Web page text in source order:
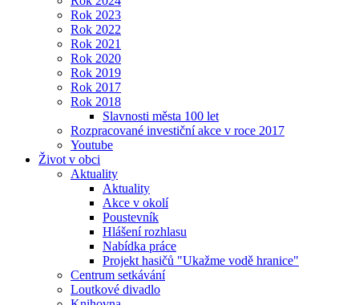
Rok 2023
Rok 2022
Rok 2021
Rok 2020
Rok 2019
Rok 2017
Rok 2018
Slavnosti města 100 let
Rozpracované investiční akce v roce 2017
Youtube
Život v obci
Aktuality
Aktuality
Akce v okolí
Poustevník
Hlášení rozhlasu
Nabídka práce
Projekt hasičů "Ukažme vodě hranice"
Centrum setkávání
Loutkové divadlo